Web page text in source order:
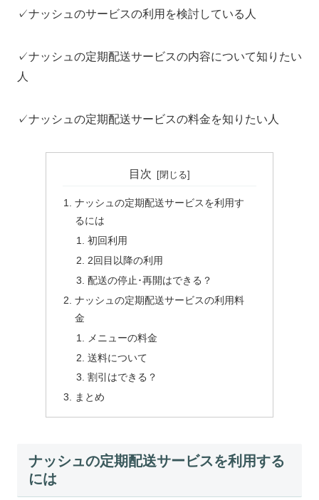
✓ナッシュのサービスの利用を検討している人
✓ナッシュの定期配送サービスの内容について知りたい
人
✓ナッシュの定期配送サービスの料金を知りたい人
目次
ナッシュの定期配送サービスを利用す
るには
初回利用
2回目以降の利用
配送の停止･再開はできる？
ナッシュの定期配送サービスの利用料
金
メニューの料金
送料について
割引はできる？
まとめ
ナッシュの定期配送サービスを利用する
には